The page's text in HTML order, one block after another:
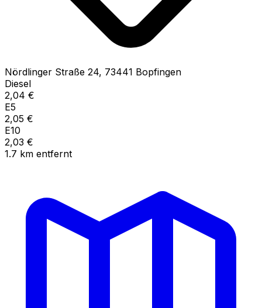
Nördlinger Straße 24, 73441 Bopfingen
Diesel
2,04 €
E5
2,05 €
E10
2,03 €
1.7 km entfernt